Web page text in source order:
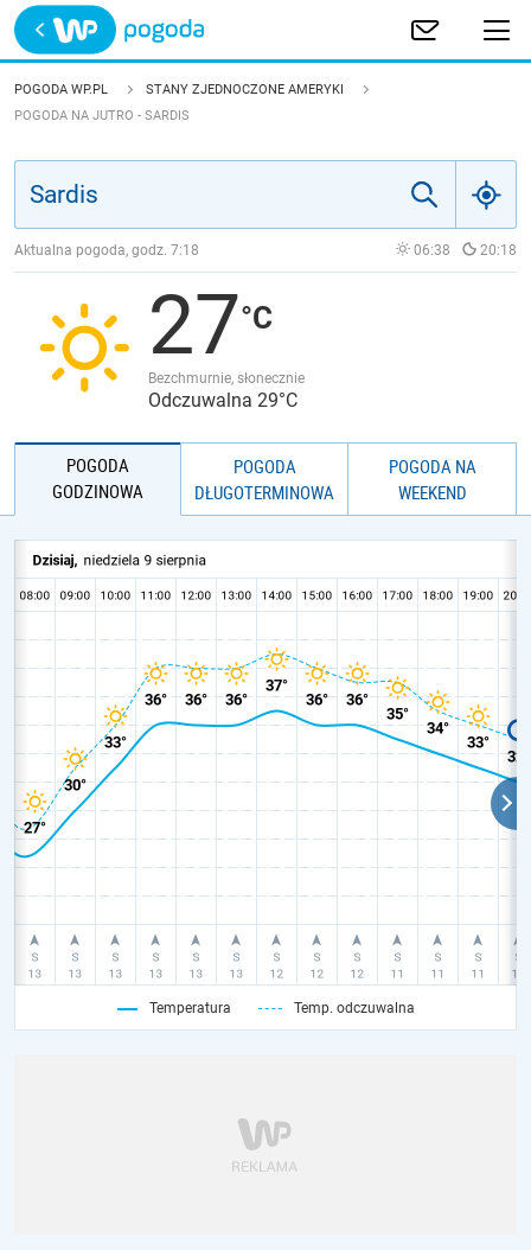
Trwa ładowanie
POLSKA
JAKOŚĆ POWIETRZA
POGODA WP.PL
STANY ZJEDNOCZONE AMERYKI
POGODA NA JUTRO - SARDIS
Aktualna pogoda, godz. 7:18 06:38 20:18
27
Bezchmurnie, słonecznie
Odczuwalna 29°C
POGODA
GODZINOWA
POGODA
DŁUGOTERMINOWA
POGODA NA
WEEKEND
Temperatura Temp. odczuwalna